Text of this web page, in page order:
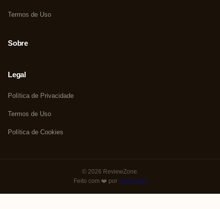
Termos de Uso
Sobre
Legal
Política de Privacidade
Termos de Uso
Política de Cookies
© 2026 ReviewZone.
Feito com ❤️ por Rede Fast